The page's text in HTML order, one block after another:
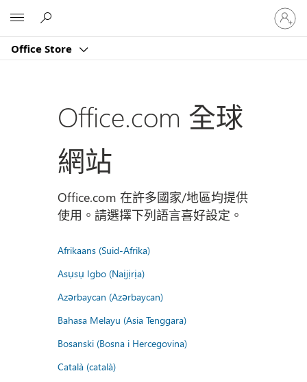
Office Store
登
入
您
Office.com 全球
網站
Office.com 在許多國家/地區均提供
使用。請選擇下列語言喜好設定。
Afrikaans (Suid-Afrika)
Asụsụ Igbo (Naịjịrịa)
Azərbaycan (Azərbaycan)
Bahasa Melayu (Asia Tenggara)
Bosanski (Bosna i Hercegovina)
Català (català)